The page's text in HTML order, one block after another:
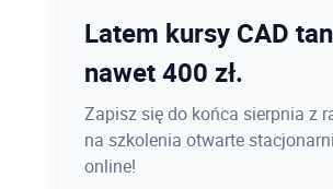
Ostatnie dni promocji
Bird
12.08 o 12:08 zamykamy Blind
PROCAD EXPO 2026 - dołącz w
najlepszej cenie!
Latem kursy CAD
nawet 400 zł.
Zapisz się do końca sierpnia z
na szkolenia otwarte
online!
Urządzenia i serwis